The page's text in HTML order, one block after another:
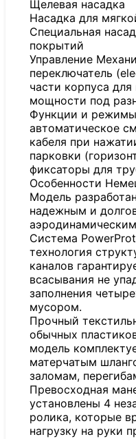
Щелевая насадка
Насадка для
Специальная
покрытий
Управление
переключатель
части корпуса
мощности под
Функции и режимы
автоматическое
кабеля при
парковки
фиксаторы для
Особенности
Модель
надежным и
Система
технология
каналов
всасывания не
заполнения
мусором.
Прочный
обычных
модель
матерчатым
заломам,
Превосходная
установлены 4
ролика, которые
нагрузку на руки